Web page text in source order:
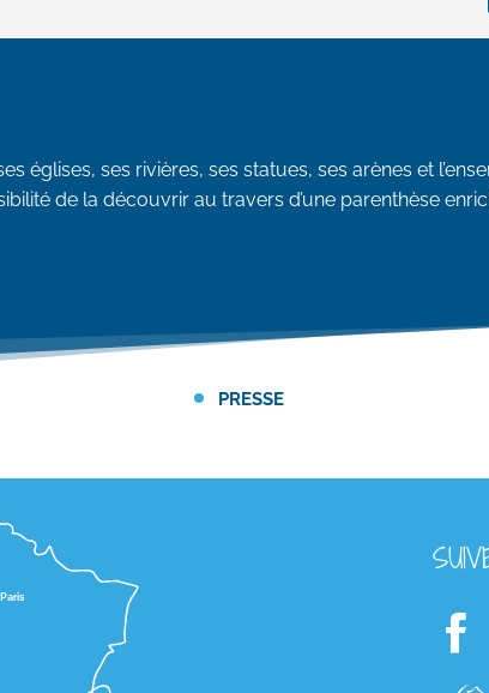
églises, ses rivières, ses statues, ses arènes et
de la découvrir au travers d’une parenthèse
PRESSE
Paris